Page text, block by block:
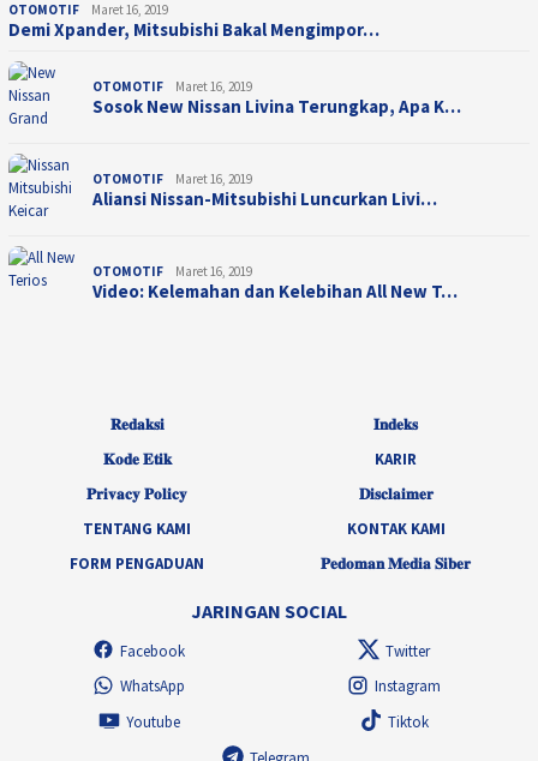
OTOMOTIF Maret 16, 2019
Demi Xpander, Mitsubishi Bakal Mengimpor…
OTOMOTIF Maret 16, 2019
Sosok New Nissan Livina Terungkap, Apa K…
OTOMOTIF Maret 16, 2019
Aliansi Nissan-Mitsubishi Luncurkan Livi…
OTOMOTIF Maret 16, 2019
Video: Kelemahan dan Kelebihan All New T…
𝐑𝐞𝐝𝐚𝐤𝐬𝐢
𝐈𝐧𝐝𝐞𝐤𝐬
𝐊𝐨𝐝𝐞 𝐄𝐭𝐢𝐤
KARIR
𝐏𝐫𝐢𝐯𝐚𝐜𝐲 𝐏𝐨𝐥𝐢𝐜𝐲
𝐃𝐢𝐬𝐜𝐥𝐚𝐢𝐦𝐞𝐫
TENTANG KAMI
KONTAK KAMI
FORM PENGADUAN
𝐏𝐞𝐝𝐨𝐦𝐚𝐧 𝐌𝐞𝐝𝐢𝐚 𝐒𝐢𝐛𝐞𝐫
JARINGAN SOCIAL
Facebook
Twitter
WhatsApp
Instagram
Youtube
Tiktok